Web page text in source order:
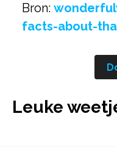
Bron:
facts-about-
Leuke